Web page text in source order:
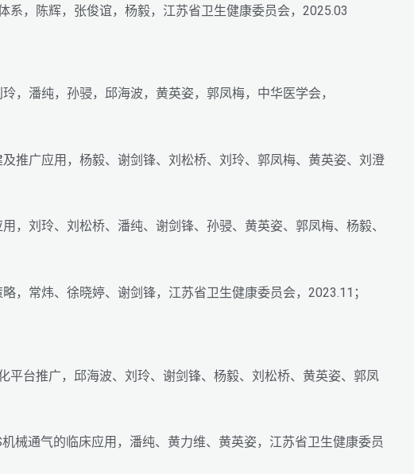
系，陈辉，张俊谊，杨毅，江苏省卫生健康委员会，2025.03
，潘纯，孙骎，邱海波，黄英姿，郭凤梅，中华医学会，
推广应用，杨毅、谢剑锋、刘松桥、刘玲、郭凤梅、黄英姿、刘澄
，刘玲、刘松桥、潘纯、谢剑锋、孙骎、黄英姿、郭凤梅、杨毅、
，常炜、徐晓婷、谢剑锋，江苏省卫生健康委员会，2023.11；
平台推广，邱海波、刘玲、谢剑锋、杨毅、刘松桥、黄英姿、郭凤
械通气的临床应用，潘纯、黄力维、黄英姿，江苏省卫生健康委员